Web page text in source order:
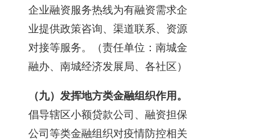
企业融资服务热线为有融资需求企
业提供政策咨询、渠道联系、资源
对接等服务。（责任单位：南城金
融办、南城经济发展局、各社区）
（九）发挥地方类金融组织作用。
倡导辖区小额贷款公司、融资担保
公司等类金融组织对疫情防控相关